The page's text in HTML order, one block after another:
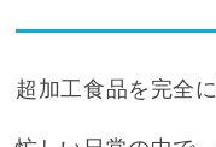
超加工食品を完全